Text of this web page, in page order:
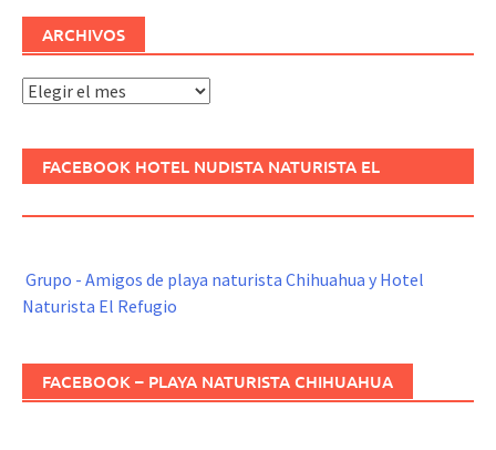
ARCHIVOS
Archivos
FACEBOOK HOTEL NUDISTA NATURISTA EL
Grupo - Amigos de playa naturista Chihuahua y Hotel
Naturista El Refugio
FACEBOOK – PLAYA NATURISTA CHIHUAHUA